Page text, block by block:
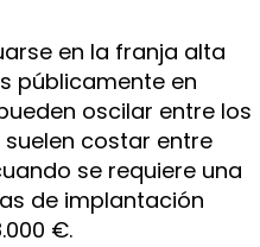
en la franja alta
públicamente en
oscilar entre los
costar entre
se requiere una
de implantación
€.